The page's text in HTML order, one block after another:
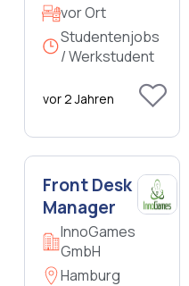
vor Ort
Studentenjobs
/ Werkstudent
vor 2 Jahren
Front Desk
Manager
InnoGames
GmbH
Hamburg